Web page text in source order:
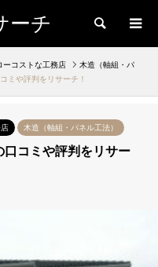
ーチ 検索
ーコストな工務店
木造（軸組・パ
ミや評判をリサーチ！
木造（軸組・パネル工法）
口コミや評判をリサー